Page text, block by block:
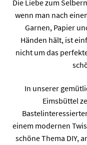
Die Liebe zum
wenn man nach
Garnen, Papier
Händen hält, ist
nicht um das
In unserer
Eimsbüttel
einem modernen
schöne Thema DIY,